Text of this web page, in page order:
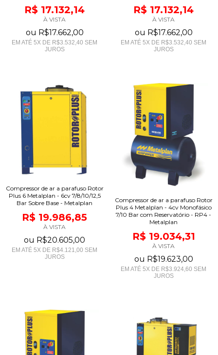
R$ 17.132,14
À VISTA
ou R$17.662,00
EM ATÉ 5X DE R$3.532,40 SEM
JUROS
R$ 17.132,14
À VISTA
ou R$17.662,00
EM ATÉ 5X DE R$3.532,40 SEM
JUROS
Compressor de ar a parafuso Rotor
Plus 6 Metalplan - 6cv 7/8/10/12,5
Bar Sobre Base - Metalplan
R$ 19.986,85
À VISTA
ou R$20.605,00
EM ATÉ 5X DE R$4.121,00 SEM
JUROS
Compressor de ar a parafuso Rotor
Plus 4 Metalplan - 4cv Monofásico
7/10 Bar com Reservatório - RP4 -
Metalplan
R$ 19.034,31
À VISTA
ou R$19.623,00
EM ATÉ 5X DE R$3.924,60 SEM
JUROS